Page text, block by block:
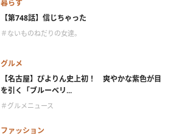
暮らす
【第748話】信じちゃった
＃ないものねだりの女達。
グルメ
【名古屋】ぴよりん史上初！ 爽やかな紫色が目
を引く「ブルーベリ...
＃グルメニュース
ファッション